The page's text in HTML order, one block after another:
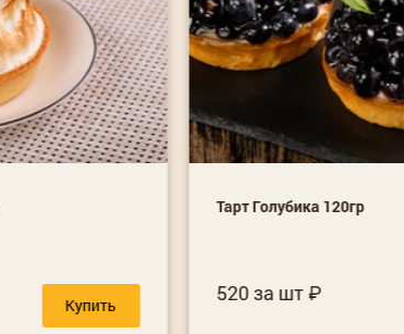
Купить
Тарт Голубика 120гр
520 за шт